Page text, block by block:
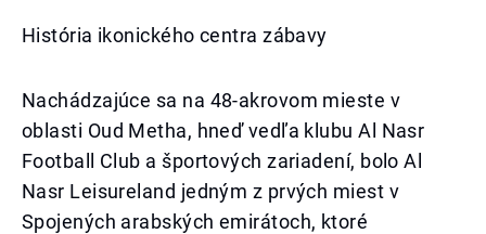
História ikonického centra zábavy
Nachádzajúce sa na 48-akrovom mieste v
oblasti Oud Metha, hneď vedľa klubu Al Nasr
Football Club a športových zariadení, bolo Al
Nasr Leisureland jedným z prvých miest v
Spojených arabských emirátoch, ktoré